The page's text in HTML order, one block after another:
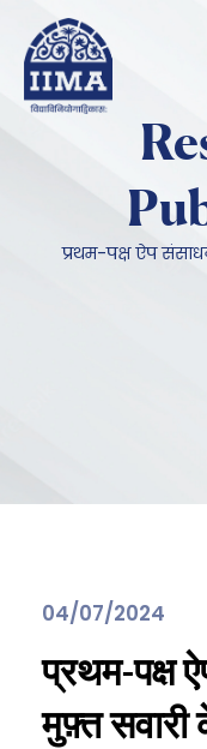
प्रथम-पक्ष ऐप
04/07/2024
प्रथम-पक्ष
मुफ़्त